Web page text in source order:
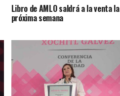
Libro de AMLO saldrá a la venta la
próxima semana